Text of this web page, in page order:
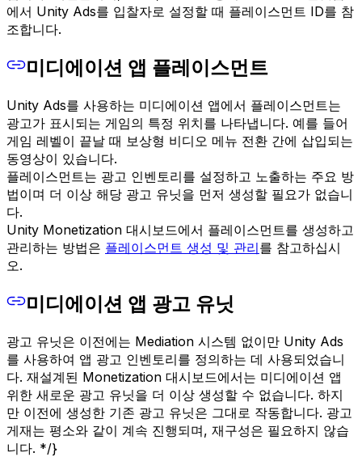
에서 Unity Ads를 입찰자로 설정할 때 플레이스먼트 ID를 참
조합니다.
미디에이션 앱 플레이스먼트
Unity Ads를 사용하는 미디에이션 앱에서 플레이스먼트는
광고가 표시되는 게임의 특정 위치를 나타냅니다. 예를 들어
게임 레벨이 끝날 때 보상형 비디오 메뉴 전환 간에 삽입되는
동영상이 있습니다.
플레이스먼트는 광고 인벤토리를 설정하고 노출하는 주요 방
법이며 더 이상 해당 광고 유닛을 먼저 생성할 필요가 없습니
다.
Unity Monetization 대시보드에서 플레이스먼트를 생성하고
관리하는 방법은 플레이스먼트 생성 및 관리를 참고하십시
오.
미디에이션 앱 광고 유닛
광고 유닛은 이전에는 Mediation 시스템 없이만 Unity Ads
를 사용하여 앱 광고 인벤토리를 정의하는 데 사용되었습니
다. 재설계된 Monetization 대시보드에서는 미디에이션 앱
위한 새로운 광고 유닛을 더 이상 생성할 수 없습니다. 하지
만 이전에 생성한 기존 광고 유닛은 그대로 작동합니다. 광고
게재는 평소와 같이 계속 진행되며, 재구성은 필요하지 않습
니다. */}